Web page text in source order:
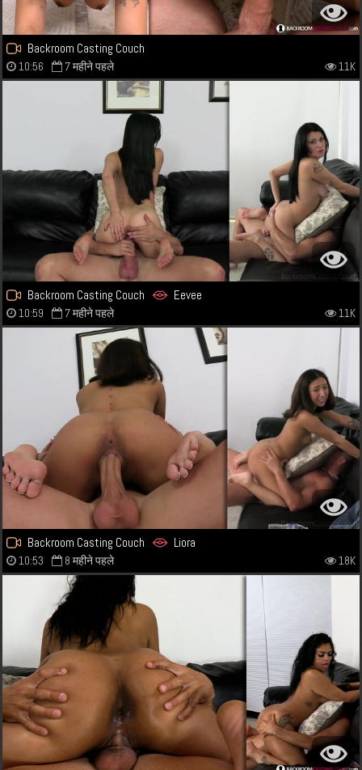
Backroom Casting Couch
10:56 7 महीने पहले 11K
Backroom Casting Couch Eevee
10:59 7 महीने पहले 11K
Backroom Casting Couch Liora
10:53 8 महीने पहले 18K